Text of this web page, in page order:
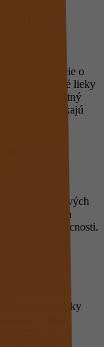
stave
informácie o
sa lieči, aké lieky
zdravotný
ktoré sa týkajú
lupových
kazov a
v budúcnosti.
diagnostiky